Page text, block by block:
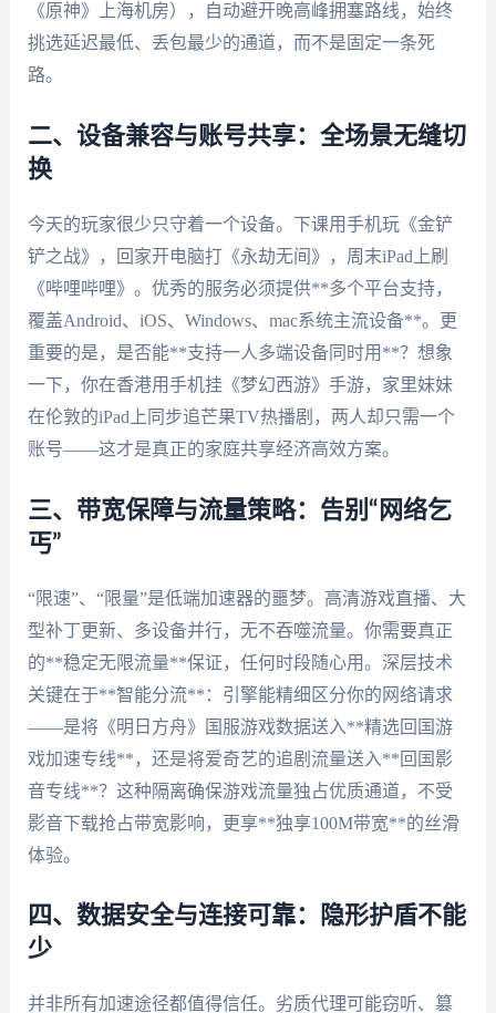
《原神》上海机房），自动避开晚高峰拥塞路线，始终
挑选延迟最低、丢包最少的通道，而不是固定一条死
路。
二、设备兼容与账号共享：全场景无缝切
换
今天的玩家很少只守着一个设备。下课用手机玩《金铲
铲之战》，回家开电脑打《永劫无间》，周末iPad上刷
《哔哩哔哩》。优秀的服务必须提供**多个平台支持，
覆盖Android、iOS、Windows、mac系统主流设备**。更
重要的是，是否能**支持一人多端设备同时用**？想象
一下，你在香港用手机挂《梦幻西游》手游，家里妹妹
在伦敦的iPad上同步追芒果TV热播剧，两人却只需一个
账号——这才是真正的家庭共享经济高效方案。
三、带宽保障与流量策略：告别“网络乞
丐”
“限速”、“限量”是低端加速器的噩梦。高清游戏直播、大
型补丁更新、多设备并行，无不吞噬流量。你需要真正
的**稳定无限流量**保证，任何时段随心用。深层技术
关键在于**智能分流**：引擎能精细区分你的网络请求
——是将《明日方舟》国服游戏数据送入**精选回国游
戏加速专线**，还是将爱奇艺的追剧流量送入**回国影
音专线**？这种隔离确保游戏流量独占优质通道，不受
影音下载抢占带宽影响，更享**独享100M带宽**的丝滑
体验。
四、数据安全与连接可靠：隐形护盾不能
少
并非所有加速途径都值得信任。劣质代理可能窃听、篡